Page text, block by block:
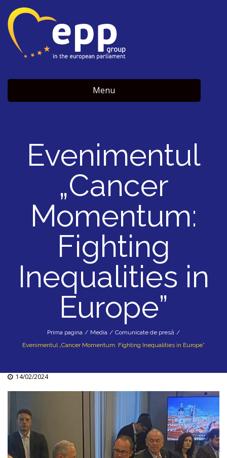
Menu
Evenimentul
„Cancer
Momentum:
Fighting
Inequalities in
Europe”
Prima pagina / Media / Comunicate de presă /
Evenimentul „Cancer Momentum: Fighting Inequalities in Europe”
14/02/2024